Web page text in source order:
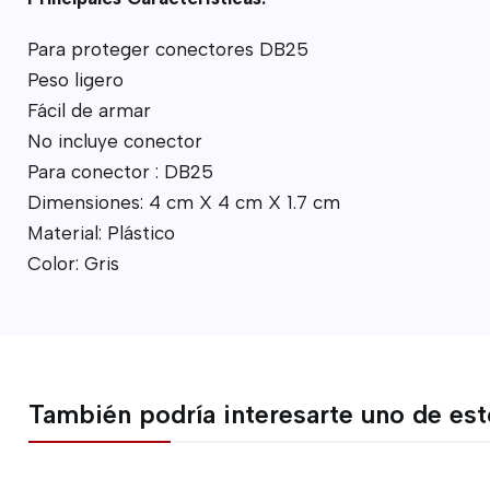
Para proteger conectores DB25
Peso ligero
Fácil de armar
No incluye conector
Para conector : DB25
Dimensiones: 4 cm X 4 cm X 1.7 cm
Material: Plástico
Color: Gris
También podría interesarte uno de